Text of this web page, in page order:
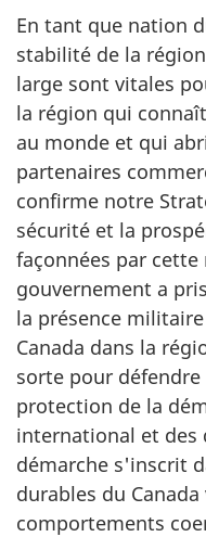
En tant que nation
stabilité de la région
large sont vitales
la région qui
au monde et qui
partenaires
confirme notre
sécurité et la
façonnées par
gouvernement a
la présence
Canada dans la
sorte pour
protection de la
international et des
démarche s'inscrit
durables du
comportements